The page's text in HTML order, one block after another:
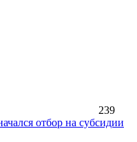
239
отбор на субсидии